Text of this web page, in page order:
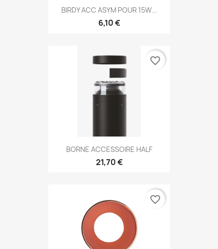
BIRDY ACC ASYM POUR 15W...
6,10 €
BORNE ACCESSOIRE HALF
21,70 €
favorite_border
favorite_border